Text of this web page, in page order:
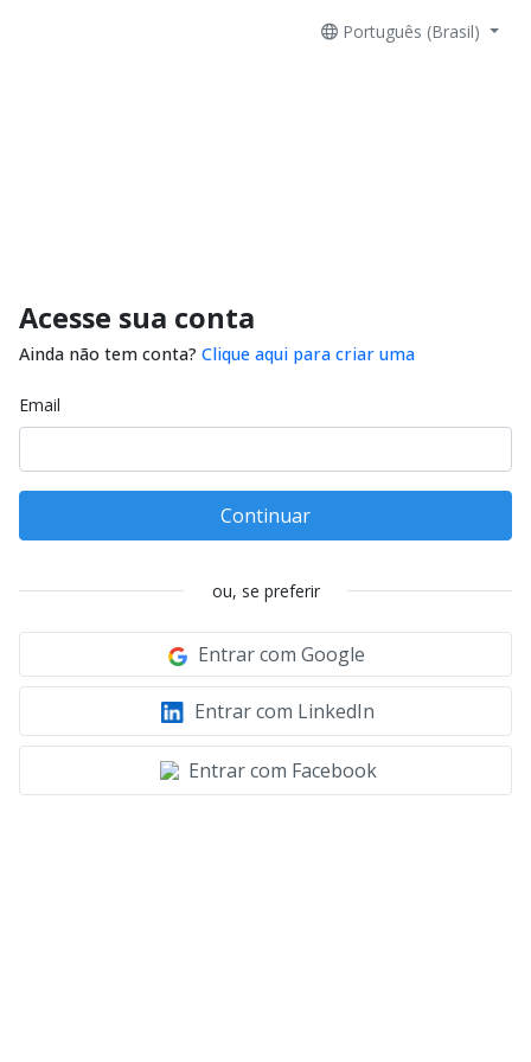
Português (Brasil)
Acesse sua conta
Ainda não tem conta? Clique aqui para criar uma
Email
Continuar
ou, se preferir
Entrar com Google
Entrar com LinkedIn
Entrar com Facebook